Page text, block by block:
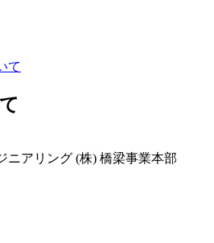
て
ニアリング (株) 橋梁事業本部